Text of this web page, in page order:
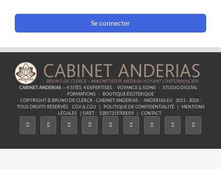
Se connecter
CABINET ANDERIAS— 4 SITES, 4 EXPERTISES : VOYANCE & SOINS · STUDIO DIGITAL
·
FORMATIONS · BOUTIQUE ÉSOTÉRIQUE
COPYRIGHT © BRUNO DE CLERCK - CABINET ANDERIAS - ANDERIAS.EU
2011 - 2026 -
TOUS DROITS RÉSERVÉS.
CGV & CGU | POLITIQUE DE CONFIDENTIALITÉ |
MENTIONS
LÉGALES
| SIRET : 53857319700059 | CONTACT